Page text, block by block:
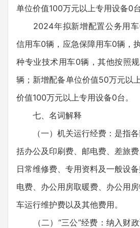
单位价值100万元以上专用设备0台
2024年拟新增配置公务用车
信用车0辆，应急保障用车0辆，
种专业技术用车0辆，其他按照
辆；新增配备单位价值50万元以
价值100万元以上专用设备0台。
七、名词解释
（一）机关运行经费：是指各
括办公及印刷费、邮电费、差旅费
日常维修费、专用资料及一般设
电费、办公用房取暖费、办公用
车运行维护费以及其他费用。
（二）“三公”经费：纳入财政